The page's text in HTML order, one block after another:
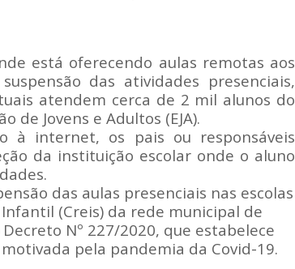
está oferecendo aulas remotas aos
das atividades presenciais,
atendem cerca de 2 mil alunos do
Jovens e Adultos (EJA).
à internet, os pais ou responsáveis
da instituição escolar onde o aluno
das aulas presenciais nas escolas
(Creis) da rede municipal de
Nº 227/2020, que estabelece
pela pandemia da Covid-19.